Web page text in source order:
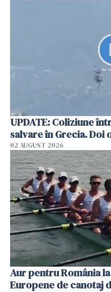
UPDATE: Coliziune
salvare în Grecia. Doi
02 AUGUST 2026
Aur pentru România
Europene de canotaj